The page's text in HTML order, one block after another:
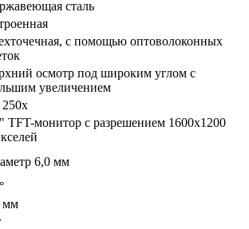
сталь
с помощью оптоволоконных
осмотр под широким углом с
увеличением
250x
TFT-монитор с разрешением 1600x1200
6,0 мм
мм